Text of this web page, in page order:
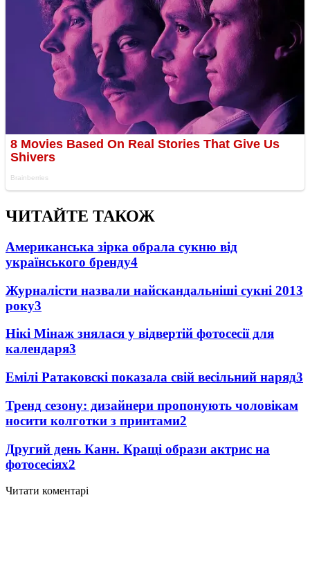
ЧИТАЙТЕ ТАКОЖ
Американська зірка обрала сукню від
українського бренду4
Журналісти назвали найскандальніші сукні 2013
року3
Нікі Мінаж знялася у відвертій фотосесії для
календаря3
Емілі Ратаковскі показала свій весільний наряд3
Тренд сезону: дизайнери пропонують чоловікам
носити колготки з принтами2
Другий день Канн. Кращі образи актрис на
фотосесіях2
Читати коментарі